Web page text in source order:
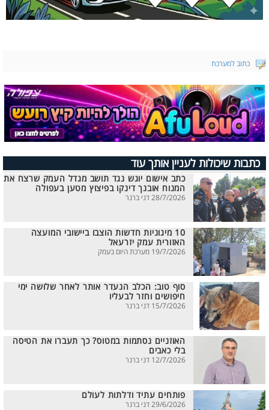
כתוב למערכת
כתבות שיכולות לעניין אותך עוד
כתב אישום יוגש נגד תושב מגדל העמק שרצח את
המנוח אובנך דינקו בפיצוץ מטען בעפולה
28/7/2026 דני ברנר
10 מיגוניות חדשות הוצבו ביישובי המועצה
האזורית עמק יזרעאל
19/7/2026 מערכת היום בעמק
סוף טוב: הכלב הנעדר אותר לאחר שלושה ימי
חיפושים וחזר לבעליו
15/7/2026 דני ברנר
האוזניים נסתמות במטוס? כך תעברו את הטיסה
בלי כאבים
12/7/2026 דני ברנר
פותחים עתיד ודלתות לעולם
29/6/2026 דני ברנר